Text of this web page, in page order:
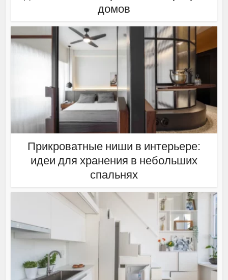
домов
Прикроватные ниши в интерьере:
идеи для хранения в небольших
спальнях